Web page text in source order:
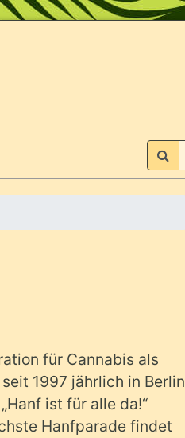
Suchen
für Cannabis als
1997 jährlich in Berlin
ist für alle da!“
Hanfparade findet